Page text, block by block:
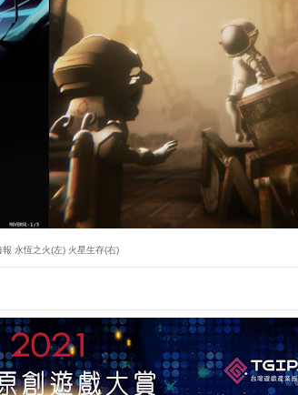
報 永恆之火(左) 火星生存(右)